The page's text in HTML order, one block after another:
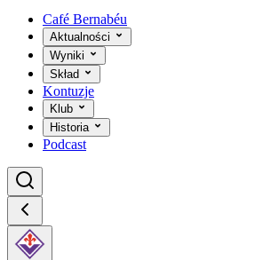
Café Bernabéu
Aktualności
Wyniki
Skład
Kontuzje
Klub
Historia
Podcast